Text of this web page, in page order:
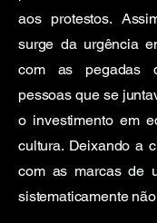
aos protestos.
surge da urgência
com as pegadas
pessoas que se
o investimento em
cultura. Deixando a
com as marcas de
sistematicamente